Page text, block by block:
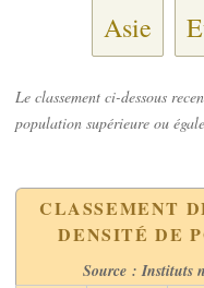
Asie
Le classement ci-dessous
population supérieure ou
CLASSEMENT
DENSITÉ DE
Source : Instituts